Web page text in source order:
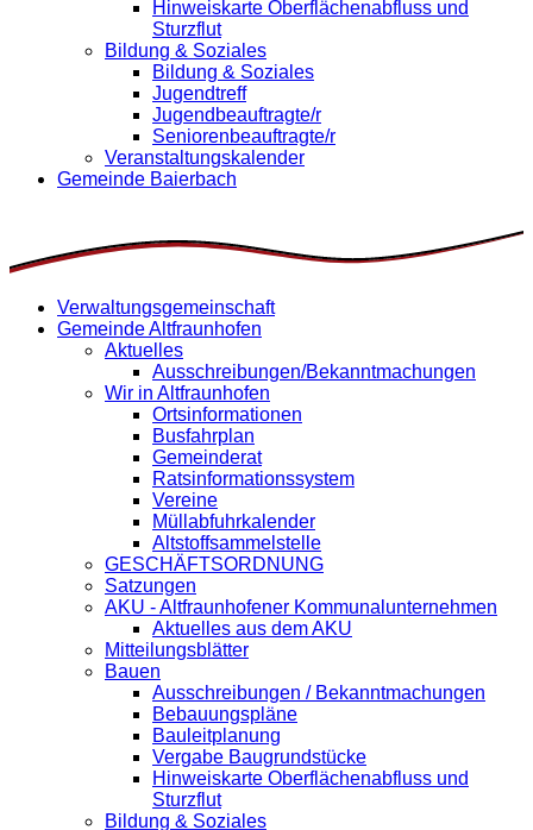
Hinweiskarte Oberflächenabfluss und
Sturzflut
Bildung & Soziales
Bildung & Soziales
Jugendtreff
Jugendbeauftragte/r
Seniorenbeauftragte/r
Veranstaltungskalender
Gemeinde Baierbach
Verwaltungsgemeinschaft
Gemeinde Altfraunhofen
Aktuelles
Ausschreibungen/Bekanntmachungen
Wir in Altfraunhofen
Ortsinformationen
Busfahrplan
Gemeinderat
Ratsinformationssystem
Vereine
Müllabfuhrkalender
Altstoffsammelstelle
GESCHÄFTSORDNUNG
Satzungen
AKU - Altfraunhofener Kommunalunternehmen
Aktuelles aus dem AKU
Mitteilungsblätter
Bauen
Ausschreibungen / Bekanntmachungen
Bebauungspläne
Bauleitplanung
Vergabe Baugrundstücke
Hinweiskarte Oberflächenabfluss und
Sturzflut
Bildung & Soziales